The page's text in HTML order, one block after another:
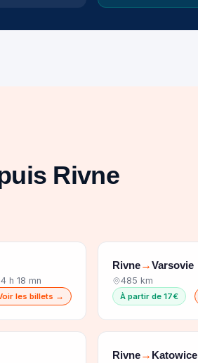
Rivne
4 h 18 mn
les billets →
Rivne→Varsovie
485 km
À partir de 17€
Rivne→ Katowice